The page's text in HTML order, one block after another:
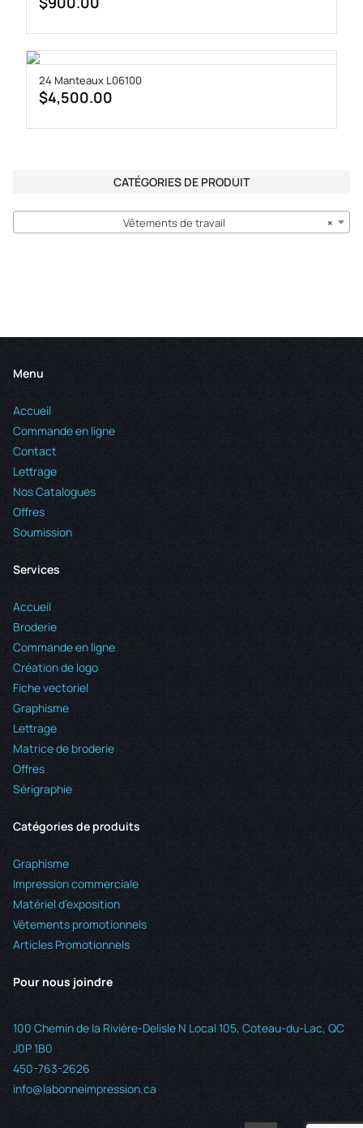
24 Manteaux L06100
$4,500.00
CATÉGORIES DE PRODUIT
×
Vêtements de travail
Menu
Accueil
Commande en ligne
Contact
Lettrage
Nos Catalogues
Offres
Soumission
Services
Accueil
Broderie
Commande en ligne
Création de logo
Fiche vectoriel
Graphisme
Lettrage
Matrice de broderie
Offres
Sérigraphie
Catégories de produits
Graphisme
Impression commerciale
Matériel d’exposition
Vêtements promotionnels
Articles Promotionnels
Pour nous joindre
100 Chemin de la Rivière-Delisle N Local 105, Coteau-du-Lac, QC
J0P 1B0
450-763-2626
info@labonneimpression.ca